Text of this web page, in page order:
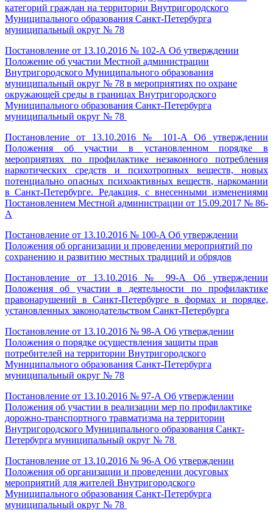
категорий граждан на территории Внутригородского
Муниципального образования Санкт-Петербурга
муниципальный округ № 78
Постановление от 13.10.2016 № 102-А Об утверждении
Положение об участии Местной администрации
Внутригородского Муниципального образования
муниципальный округ № 78 в мероприятиях по охране
окружающей среды в границах Внутригородского
Муниципального образования Санкт-Петербурга
муниципальный округ № 78
Постановление от 13.10.2016 № 101-A Об утверждении
Положения об участии в установленном порядке в
мероприятиях по профилактике незаконного потребления
наркотических средств и психотропных веществ, новых
потенциально опасных психоактивных веществ, наркомании
в Санкт-Петербурге. Редакция, с внесенными изменениями
Постановлением Местной администрации от 15.09.2017 № 86-
А
Постановление от 13.10.2016 № 100-A Об утверждении
Положения об организации и проведении мероприятий по
сохранению и развитию местных традиций и обрядов
Постановление от 13.10.2016 № 99-А Об утверждении
Положения об участии в деятельности по профилактике
правонарушений в Санкт-Петербурге в формах и порядке,
установленных законодательством Санкт-Петербурга
Постановление от 13.10.2016 № 98-А Об утверждении
Положения о порядке осуществления защиты прав
потребителей на территории Внутригородского
Муниципального образования Санкт-Петербурга
муниципальный округ № 78
Постановление от 13.10.2016 № 97-А Об утверждении
Положения об участии в реализации мер по профилактике
дорожно-транспортного травматизма на территории
Внутригородского Муниципального образования Санкт-
Петербурга муниципальный округ № 78
Постановление от 13.10.2016 № 96-А Об утверждении
Положения об организации и проведении досуговых
мероприятий для жителей Внутригородского
Муниципального образования Санкт-Петербурга
муниципальный округ № 78